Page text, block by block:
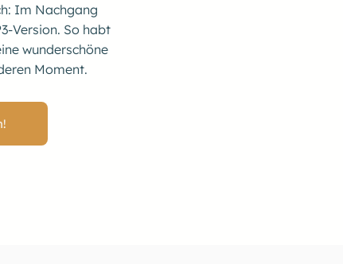
Im Nachgang
Version. So habt
wunderschöne
Moment.